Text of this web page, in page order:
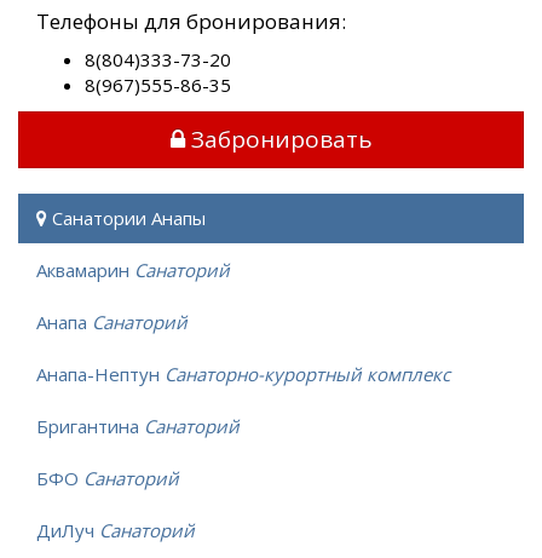
Телефоны для бронирования:
8(804)333-73-20
8(967)555-86-35
Забронировать
Санатории Анапы
Аквамарин Санаторий
Анапа Санаторий
Анапа-Нептун Санаторно-курортный комплекс
Бригантина Санаторий
БФО Санаторий
ДиЛуч Санаторий